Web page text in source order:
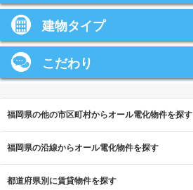
建物タイプ
こだわり
福岡県の他の市区町村からオール電化物件を探す
福岡県の沿線からオール電化物件を探す
都道府県別に賃貸物件を探す